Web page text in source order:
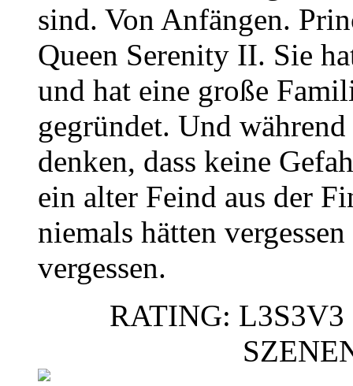
sind. Von Anfängen.
Queen Serenity II. Sie
und hat eine große
gegründet. Und
denken, dass keine
ein alter Feind aus der
niemals hätten
vergessen.
RATING: